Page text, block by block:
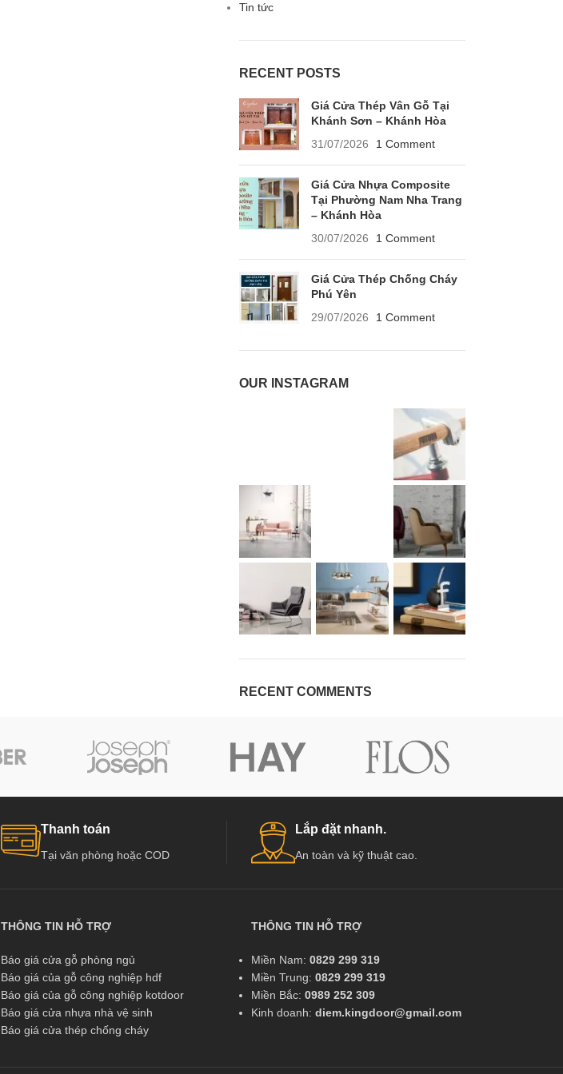
Tin tức
RECENT POSTS
Giá Cửa Thép Vân Gỗ Tại
Khánh Sơn – Khánh Hòa
31/07/2026
1 Comment
Giá Cửa Nhựa Composite
Tại Phường Nam Nha Trang
– Khánh Hòa
30/07/2026
1 Comment
Giá Cửa Thép Chống Cháy
Phú Yên
29/07/2026
1 Comment
OUR INSTAGRAM
RECENT COMMENTS
Thanh toán
Tại văn phòng hoặc COD
Lắp đặt nhanh.
An toàn và kỹ thuật cao.
THÔNG TIN HỖ TRỢ
Báo giá cửa gỗ phòng ngủ
Báo giá của gỗ công nghiệp hdf
Báo giá của gỗ công nghiệp kotdoor
Báo giá cửa nhựa nhà vệ sinh
Báo giá cửa thép chống cháy
THÔNG TIN HỖ TRỢ
Miền Nam: 0829 299 319
Miền Trung: 0829 299 319
Miền Bắc: 0989 252 309
Kinh doanh: diem.kingdoor@gmail.com